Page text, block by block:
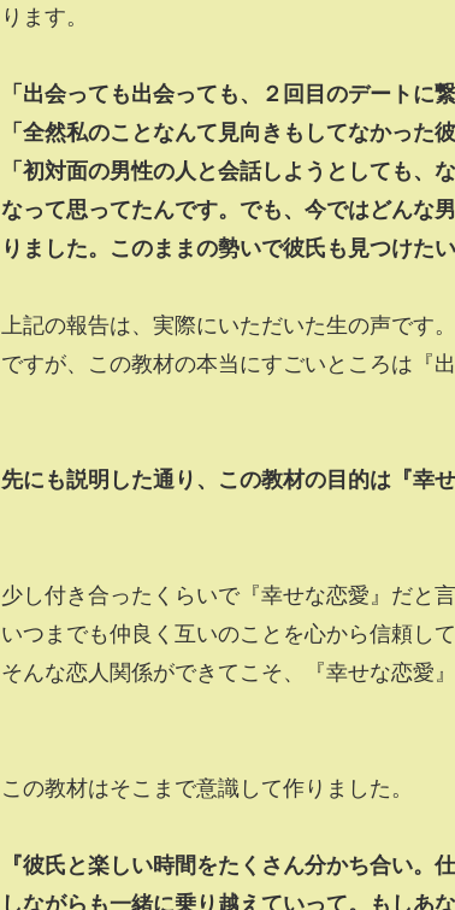
ります。
「出会っても出会っても、２回目のデートに
「全然私のことなんて見向きもしてなかった
「初対面の男性の人と会話しようとしても
なって思ってたんです。でも、今ではどんな
りました。このままの勢いで彼氏も見つけた
上記の報告は、実際にいただいた生の声です。
ですが、この教材の本当にすごいところは『
先にも説明した通り、この教材の目的は『幸
少し付き合ったくらいで『幸せな恋愛』だと
いつまでも仲良く互いのことを心から信頼して
そんな恋人関係ができてこそ、『幸せな恋愛
この教材はそこまで意識して作りました。
『彼氏と楽しい時間をたくさん分かち合い
しながらも一緒に乗り越えていって。もしあ